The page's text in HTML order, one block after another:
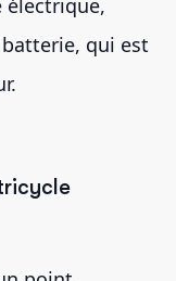
électrique,
qui est